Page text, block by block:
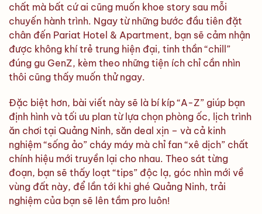
chất mà bất cứ ai cũng muốn khoe story sau mỗi
chuyến hành trình. Ngay từ những bước đầu tiên đặt
chân đến Pariat Hotel & Apartment, bạn sẽ cảm nhận
được không khí trẻ trung hiện đại, tinh thần “chill”
đúng gu GenZ, kèm theo những tiện ích chỉ cần nhìn
thôi cũng thấy muốn thử ngay.
Đặc biệt hơn, bài viết này sẽ là bí kíp “A-Z” giúp bạn
định hình và tối ưu plan từ lựa chọn phòng ốc, lịch trình
ăn chơi tại Quảng Ninh, săn deal xịn – và cả kinh
nghiệm “sống ảo” cháy máy mà chỉ fan “xê dịch” chất
chính hiệu mới truyền lại cho nhau. Theo sát từng
đoạn, bạn sẽ thấy loạt “tips” độc lạ, góc nhìn mới về
vùng đất này, để lần tới khi ghé Quảng Ninh, trải
nghiệm của bạn sẽ lên tầm pro luôn!